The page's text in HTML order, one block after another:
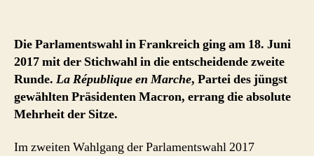
Juni
2017
–
Ergebnisse
Parlamentswahl
Wahlgang
Die Parlamentswahl in Frankreich ging am 18. Juni
2017 mit der Stichwahl in die entscheidende zweite
Runde. La République en Marche, Partei des jüngst
gewählten Präsidenten Macron, errang die absolute
Mehrheit der Sitze.
Im zweiten Wahlgang der Parlamentswahl 2017